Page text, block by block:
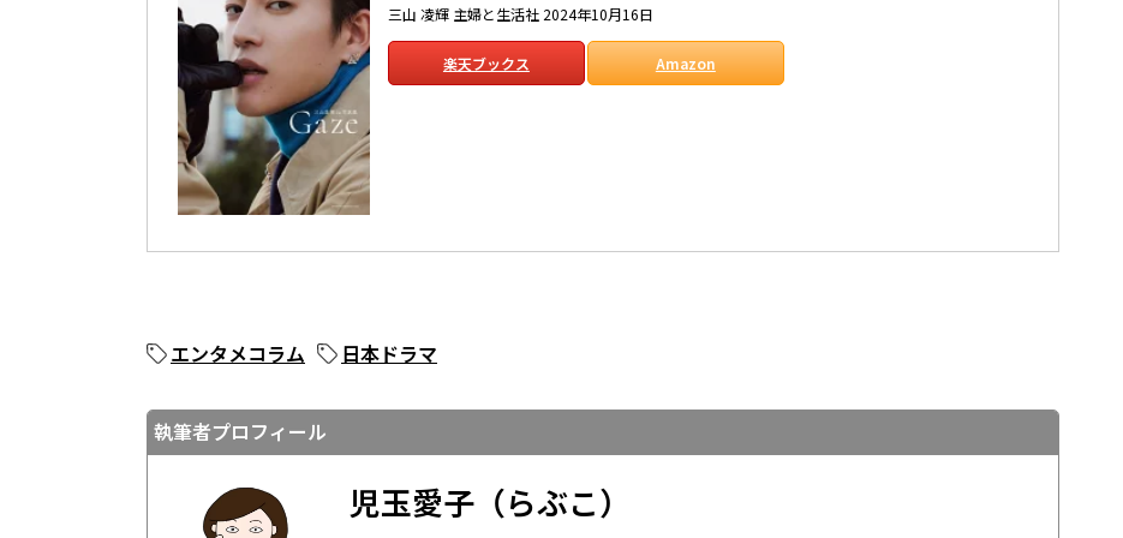
三山 凌輝 主婦と生活社 2024年10月16日
楽天ブックス Amazon
エンタメコラム 日本ドラマ
執筆者プロフィール
児玉愛子（らぶこ）